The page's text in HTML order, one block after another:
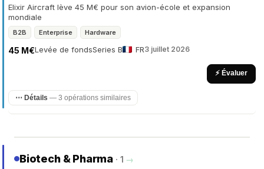
Elixir Aircraft lève 45 M€ pour son avion-école et expansion
mondiale
B2B Enterprise Hardware
Levée de fonds
45 M€ Series B FR3 juillet 2026
⚡ Évaluer
⋯ Détails — 3 opérations similaires
Biotech & Pharma · 1 →